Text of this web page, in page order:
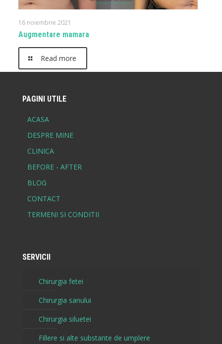
16 noiembrie 2021
Augmentare mamara
Read more
PAGINI UTILE
ACASA
DESPRE MINE
CLINICA
BEFORE - AFTER
BLOG
CONTACT
TERMENI SI CONDITII
SERVICII
Chirurgia fetei
Chirurgia sanului
Chirurgia siluetei
Fillere si alte substante de umplere